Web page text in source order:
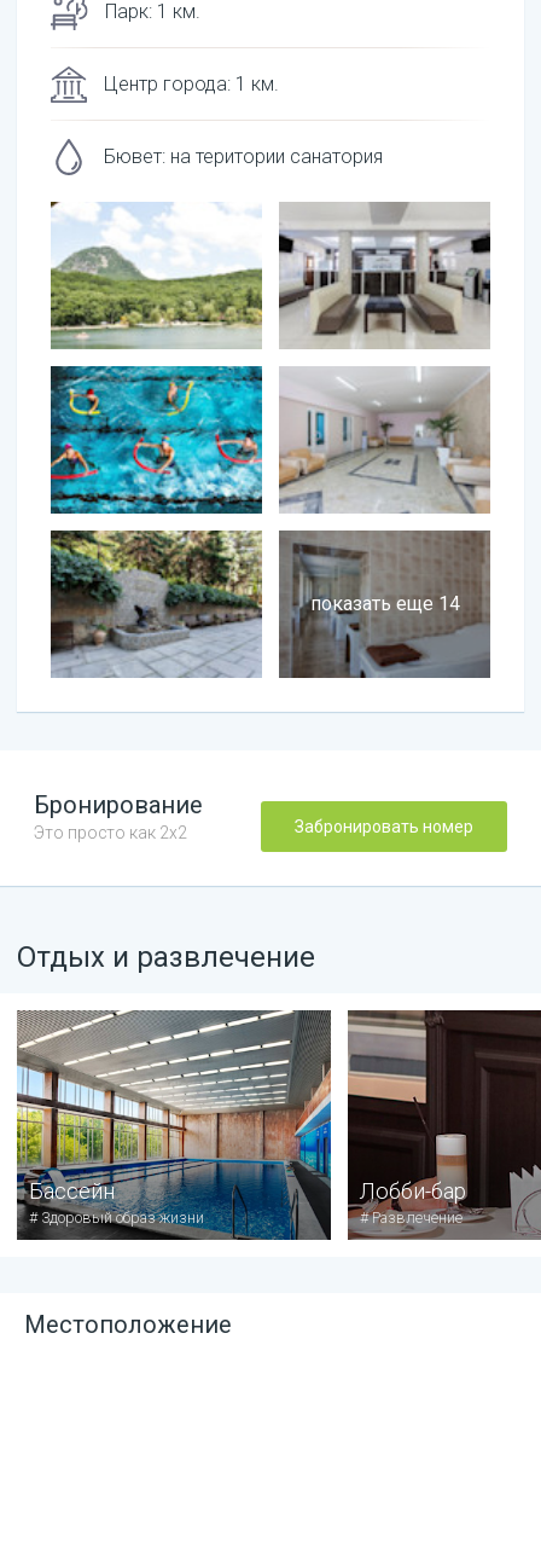
Парк: 1 км.
Центр города: 1 км.
Бювет: на територии санатория
показать еще 14
Бронирование
Это просто как 2х2 Забронировать номер
Отдых и развлечение
Бассейн
# Здоровый образ жизни
Лобби-бар
#Развлечение
Местоположение